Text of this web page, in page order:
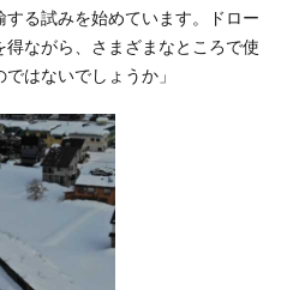
る試みを始めています。ドロー
ながら、さまざまなところで使
はないでしょうか」